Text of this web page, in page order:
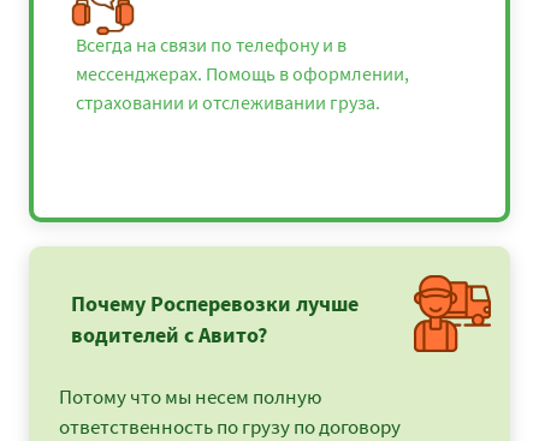
Всегда на связи по телефону и в
мессенджерах. Помощь в оформлении,
страховании и отслеживании груза.
Почему Росперевозки лучше
водителей с Авито?
Потому что мы несем полную
ответственность по грузу по договору